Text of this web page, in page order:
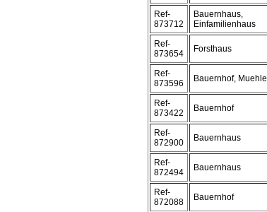
Ref-
873712
Bauernhaus,
Einfamilienhaus
Ref-
873654
Forsthaus
Ref-
873596
Bauernhof, Muehle
Ref-
873422
Bauernhof
Ref-
872900
Bauernhaus
Ref-
872494
Bauernhaus
Ref-
872088
Bauernhof